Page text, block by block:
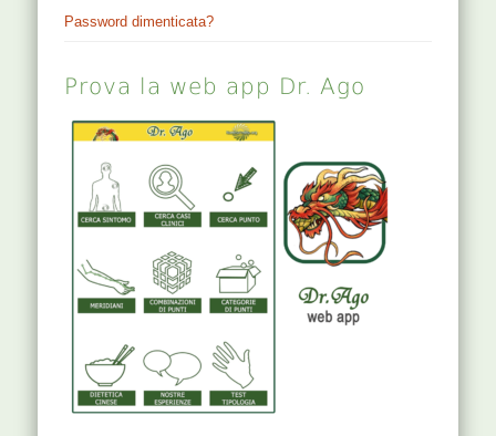
Password dimenticata?
Prova la web app Dr. Ago